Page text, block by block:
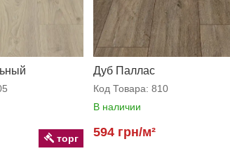
торг
Дуб Паллас
Код Товара: 810
В наличии
594 грн/м²